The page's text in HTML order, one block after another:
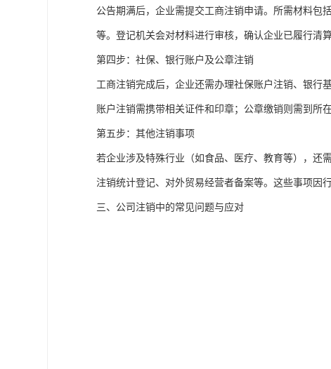
公告期满后，企业需提交工商注销申请。所需材料包
等。登记机关会对材料进行审核，确认企业已履行清
第四步：社保、银行账户及公章注销
工商注销完成后，企业还需办理社保账户注销、银行
账户注销需携带相关证件和印章；公章缴销则需到所
第五步：其他注销事项
若企业涉及特殊行业（如食品、医疗、教育等），还
注销统计登记、对外贸易经营者备案等。这些事项因
三、公司注销中的常见问题与应对